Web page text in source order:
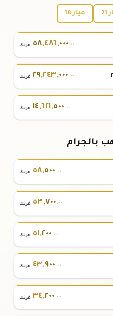
عيار 18
٥٨,٤٨٦,٠٠٠.٠٠ فرنك
٢٩,٢٤٣,٠٠٠.٠٠ فرنك
١٤,٦٢١,٥٠٠.٠٠ فرنك
بالجرام
٥٨,٥٠٠ .٠٠ فرنك
٥٣,٧٠٠ .٠٠ فرنك
٥١,٢٠٠ .٠٠ فرنك
٤٣,٩٠٠ .٠٠ فرنك
٣٤,٢٠٠ .٠٠ فرنك